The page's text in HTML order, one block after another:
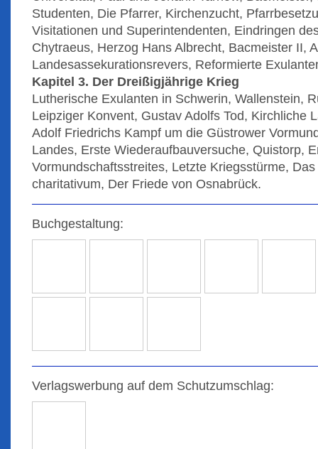
Studenten, Die Pfarrer, Kirchenzucht,
Visitationen und Superintendenten, Eindringen
Chytraeus, Herzog Hans Albrecht, Bacmeister II,
Landesassekurationsrevers, Reformierte
Kapitel 3. Der Dreißigjährige Krieg
Lutherische Exulanten in Schwerin, Wallenstein,
Leipziger Konvent, Gustav Adolfs Tod, Kirchliche
Adolf Friedrichs Kampf um die Güstrower
Landes, Erste Wiederaufbauversuche, Quistorp,
Vormundschaftsstreites, Letzte Kriegsstürme,
charitativum, Der Friede von Osnabrück.
Buchgestaltung:
Verlagswerbung auf dem Schutzumschlag: